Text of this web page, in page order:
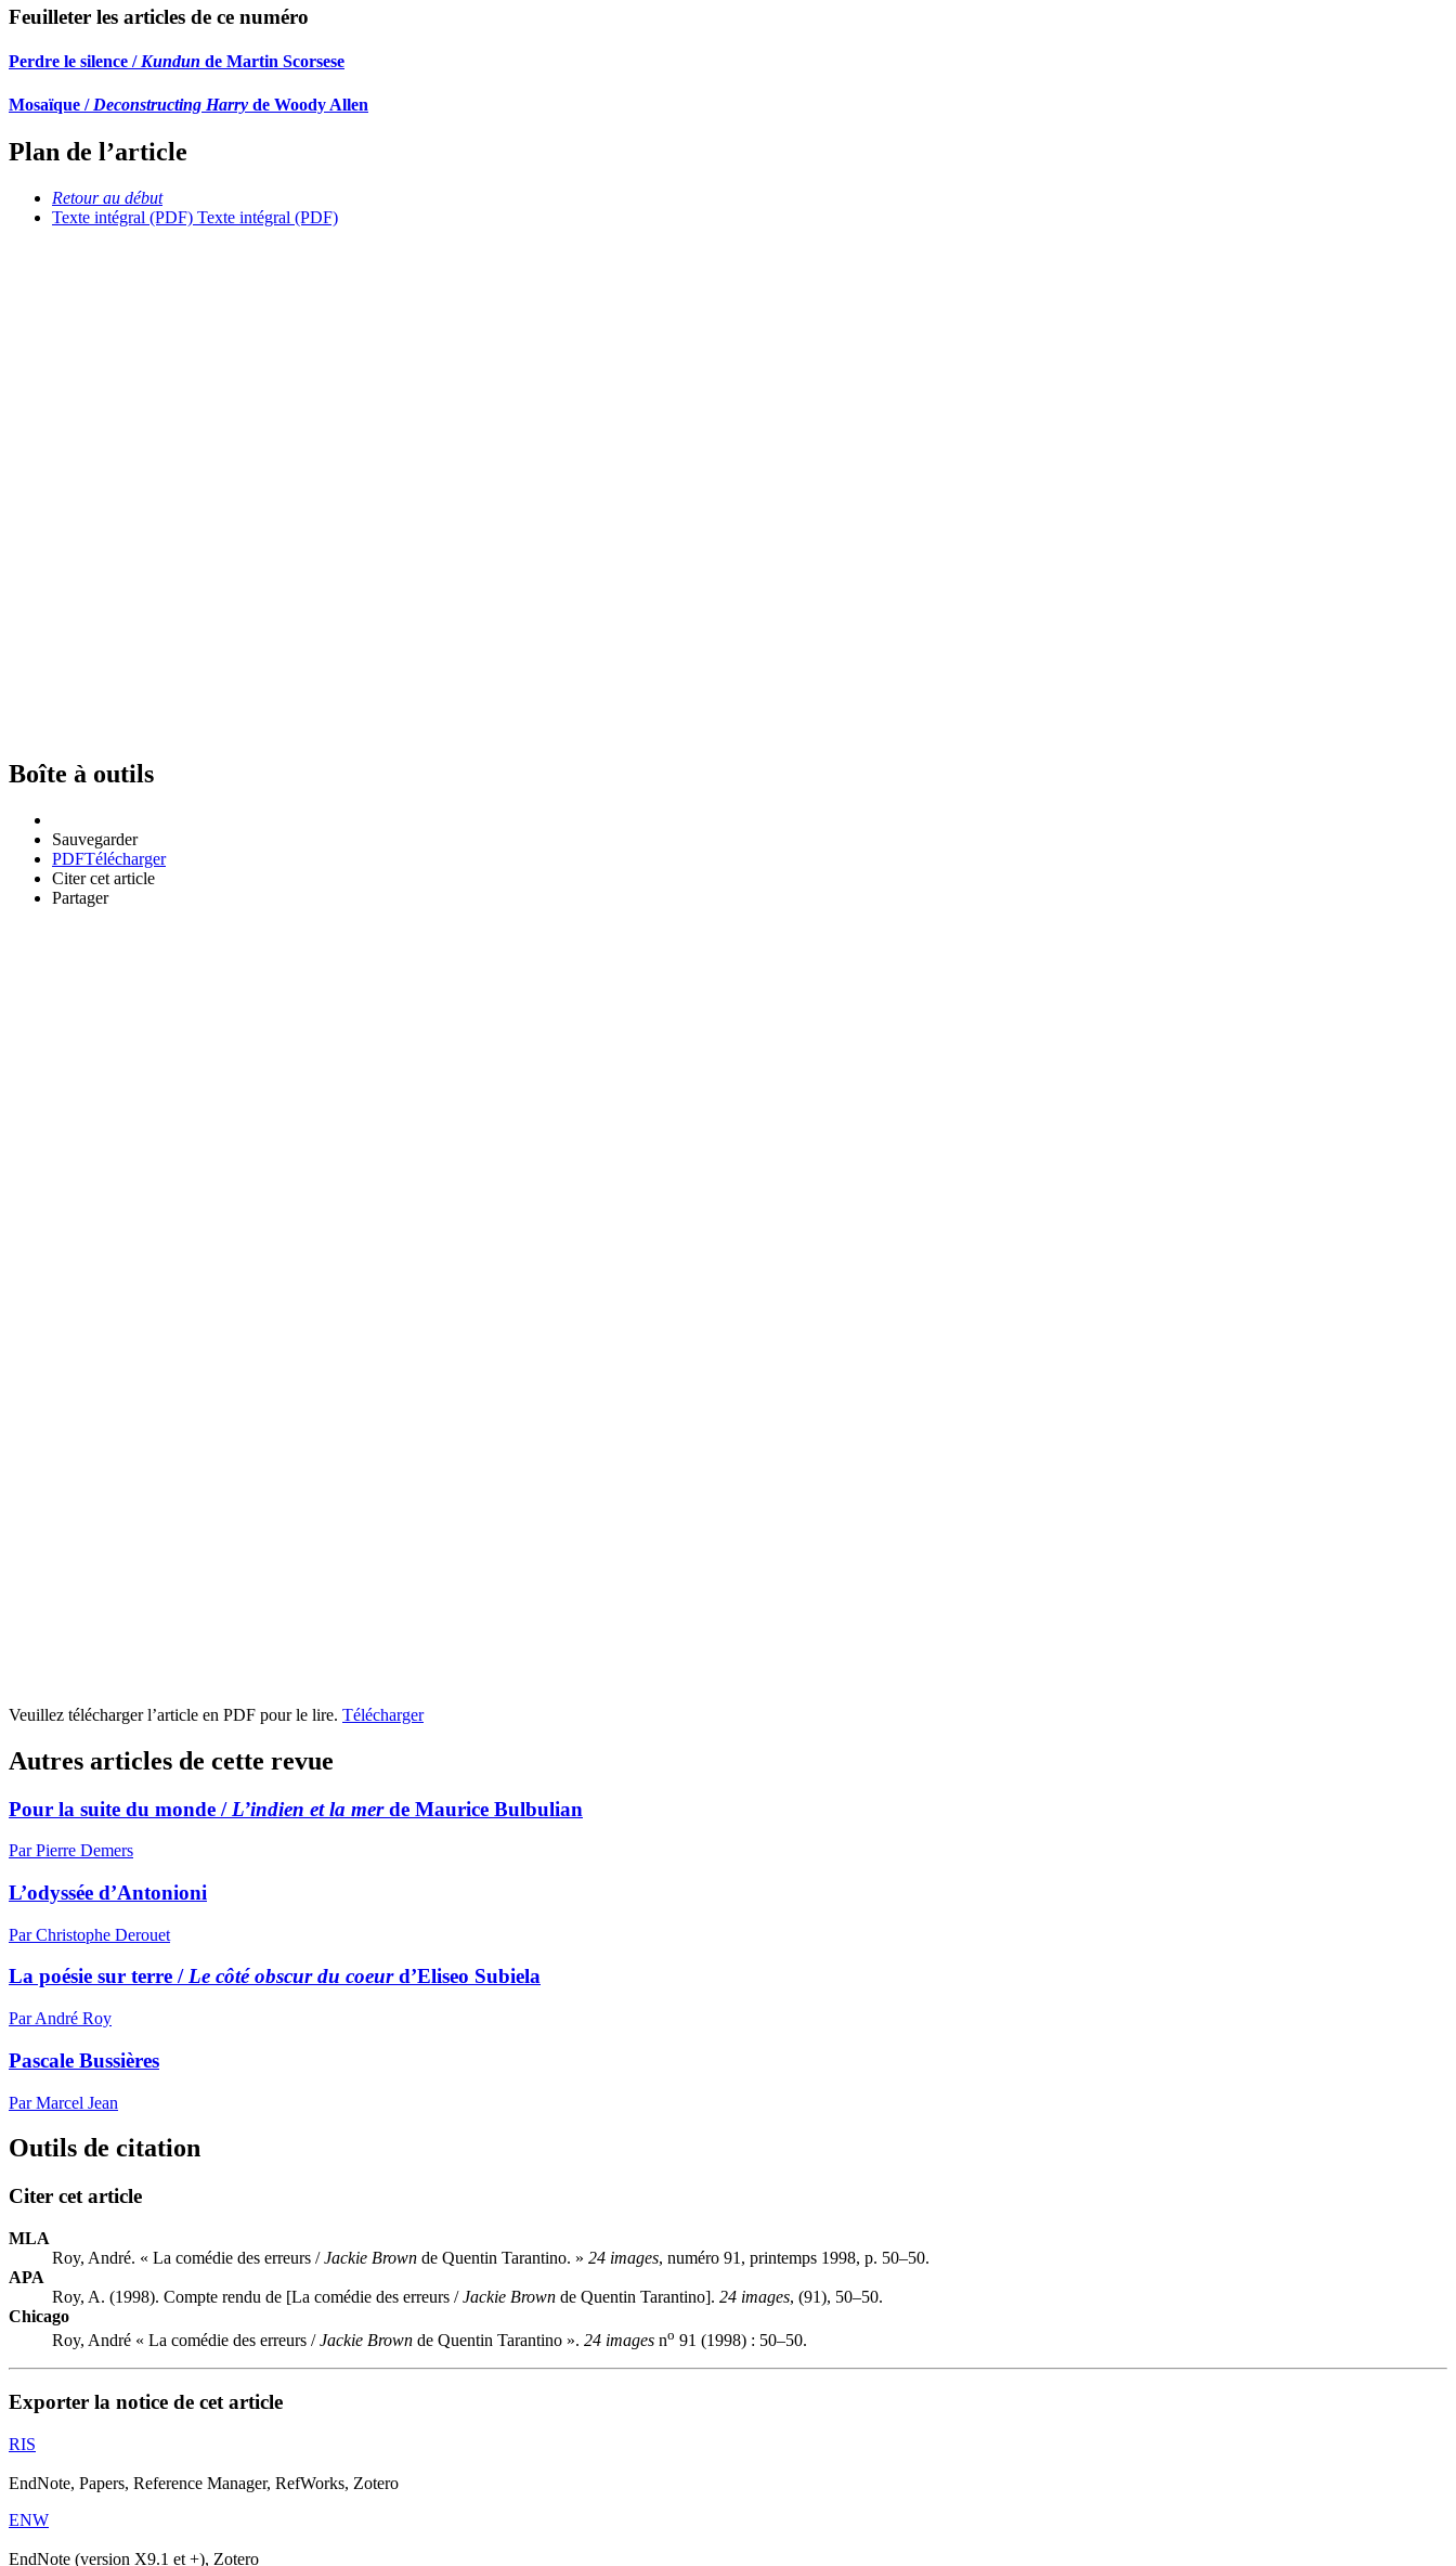
Feuilleter les articles de ce numéro
Perdre le silence /Kundun de Martin Scorsese
Mosaïque / Deconstructing Harry de Woody Allen
Plan de l’article
Retour au début
Texte intégral (PDF) Texte intégral (PDF)
Boîte à outils
Sauvegarder
PDFTélécharger
Citer cet article
Partager
Veuillez télécharger l’article en PDF pour le lire. Télécharger
Autres articles de cette revue
Pour la suite du monde / L’indien et la merde Maurice Bulbulian
Par Pierre Demers
L’odyssée d’Antonioni
Par Christophe Derouet
La poésie sur terre /Le côté obscur du coeurd’Eliseo Subiela
Par André Roy
Pascale Bussières
Par Marcel Jean
Outils de citation
Citer cet article
MLA
Roy, André. « La comédie des erreurs /Jackie Brown de Quentin Tarantino. » 24 images, numéro 91, printemps 1998, p. 50–50.
APA
Roy, A. (1998). Compte rendu de [La comédie des erreurs /Jackie Brown de Quentin Tarantino]. 24 images, (91), 50–50.
Chicago
Roy, André « La comédie des erreurs /Jackie Brown de Quentin Tarantino ». 24 images no 91 (1998) : 50–50.
Exporter la notice de cet article
RIS
EndNote, Papers, Reference Manager, RefWorks, Zotero
ENW
EndNote (version X9.1 et +), Zotero